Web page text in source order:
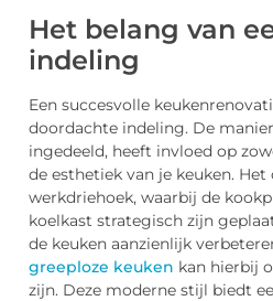
Het belang van
indeling
Een succesvolle
doordachte indeling. De
ingedeeld, heeft invloed op
de esthetiek van je keuken.
werkdriehoek, waarbij de
koelkast strategisch zijn
de keuken aanzienlijk
greeploze keuken kan hierbij
zijn. Deze moderne stijl biedt